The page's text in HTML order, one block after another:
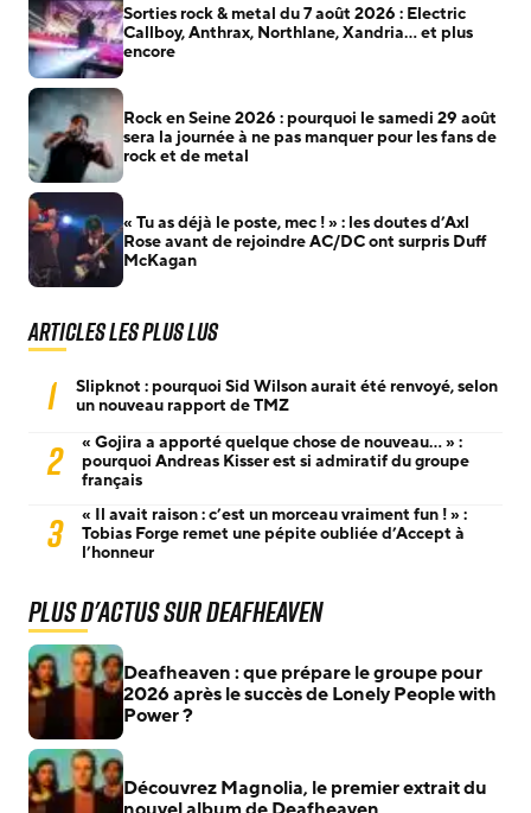
Sorties rock & metal du 7 août 2026 : Electric
Callboy, Anthrax, Northlane, Xandria… et plus
encore
Rock en Seine 2026 : pourquoi le samedi 29 août
sera la journée à ne pas manquer pour les fans de
rock et de metal
« Tu as déjà le poste, mec ! » : les doutes d’Axl
Rose avant de rejoindre AC/DC ont surpris Duff
McKagan
Articles les plus lus
1
Slipknot : pourquoi Sid Wilson aurait été renvoyé, selon
un nouveau rapport de TMZ
2
« Gojira a apporté quelque chose de nouveau… » :
pourquoi Andreas Kisser est si admiratif du groupe
français
3
« Il avait raison : c’est un morceau vraiment fun ! » :
Tobias Forge remet une pépite oubliée d’Accept à
l’honneur
Plus d'actus sur Deafheaven
Deafheaven : que prépare le groupe pour
2026 après le succès de Lonely People with
Power ?
Découvrez Magnolia, le premier extrait du